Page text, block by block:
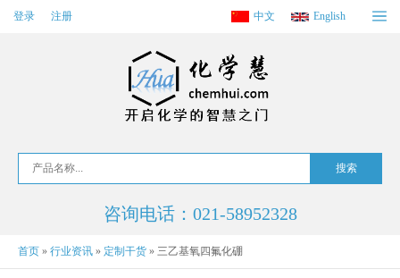
登录 注册 中文 English
咨询电话：021-58952328
首页 » 行业资讯 » 定制干货 » 三乙基氧四氟化硼